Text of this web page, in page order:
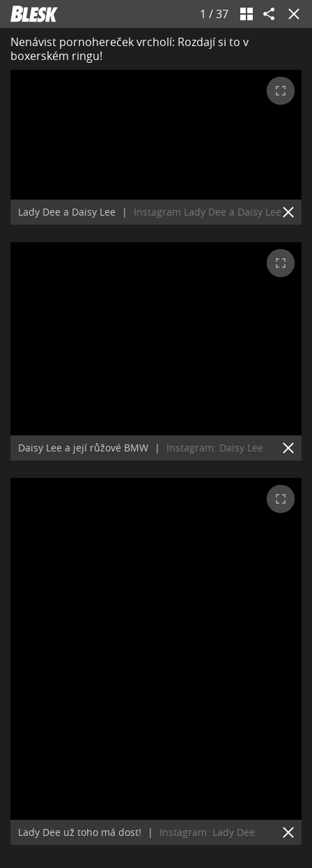
1 /37
Nenávist pornohereček vrcholí: Rozdají si to v
boxerském ringu!
Lady Dee a Daisy Lee | Instagram Lady Dee a Daisy Lee
Daisy Lee a její růžové BMW | Instagram: Daisy Lee
Lady Dee už toho má dost! | Instagram: Lady Dee